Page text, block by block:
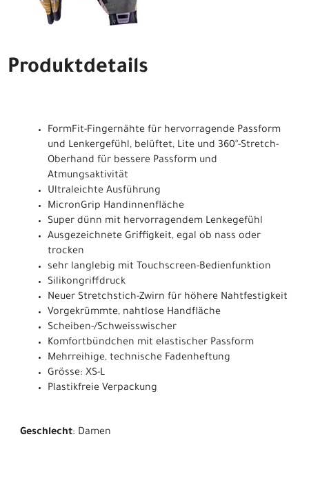
Produktdetails
FormFit-Fingernähte für hervorragende Passform
und Lenkergefühl, belüftet, Lite und 360°-Stretch-
Oberhand für bessere Passform und
Atmungsaktivität
Ultraleichte Ausführung
MicronGrip Handinnenfläche
Super dünn mit hervorragendem Lenkegefühl
Ausgezeichnete Griffigkeit, egal ob nass oder
trocken
sehr langlebig mit Touchscreen-Bedienfunktion
Silikongriffdruck
Neuer Stretchstich-Zwirn für höhere Nahtfestigkeit
Vorgekrümmte, nahtlose Handfläche
Scheiben-/Schweisswischer
Komfortbündchen mit elastischer Passform
Mehrreihige, technische Fadenheftung
Grösse: XS-L
Plastikfreie Verpackung
Geschlecht: Damen